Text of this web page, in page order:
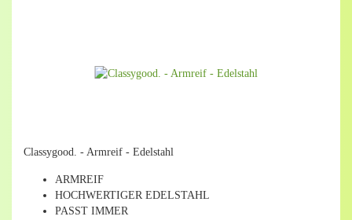
Classygood. - Armreif - Edelstahl
ARMREIF
HOCHWERTIGER EDELSTAHL
PASST IMMER